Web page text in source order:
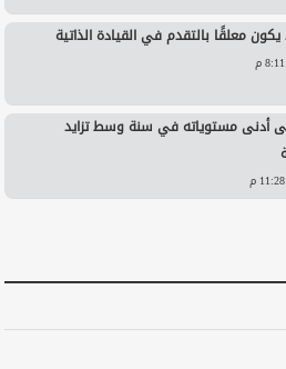
معلقًا بالتقدم في القيادة الذاتية
إلى أدنى مستوياته في سنة وسط تزايد